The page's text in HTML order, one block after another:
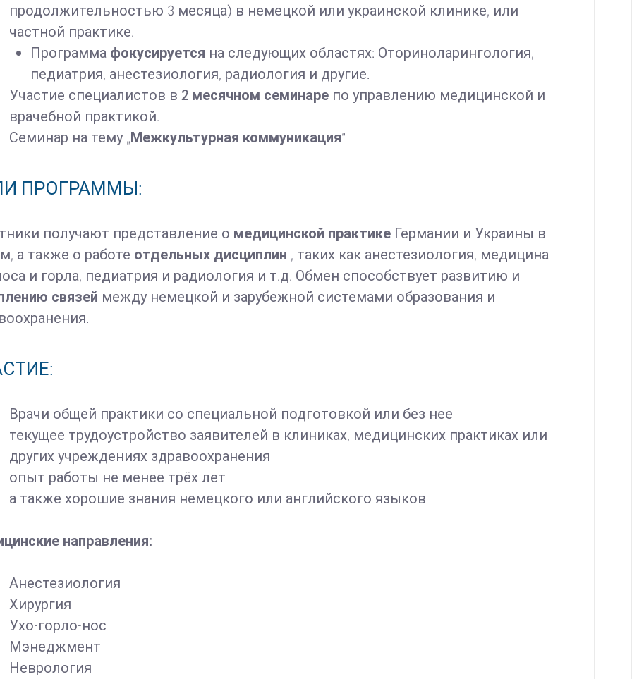
продолжительностью 3 месяца) в немецкой или украинской клинике, или
частной практике.
Программа фокусируется на следующих областях: Оториноларингология,
педиатрия, анестезиология, радиология и другие.
Участие специалистов в2 месячном семинаре по управлению медицинской и
врачебной практикой.
Семинар на тему „Межкультурная коммуникация“
ПРОГРАММЫ:
получают представление о медицинской практике Германии и Украины в
а также о работе отдельных дисциплин , таких как анестезиология, медицина
и горла, педиатрия и радиология и т.д. Обмен способствует развитию и
связей между немецкой и зарубежной системами образования и
Врачи общей практики со специальной подготовкой или без нее
текущее трудоустройство заявителей в клиниках, медицинских практиках или
других учреждениях здравоохранения
опыт работы не менее трёх лет
а также хорошие знания немецкого или английского языков
направления:
Анестезиология
Хирургия
Ухо-горло-нос
Мэнеджмент
Неврология